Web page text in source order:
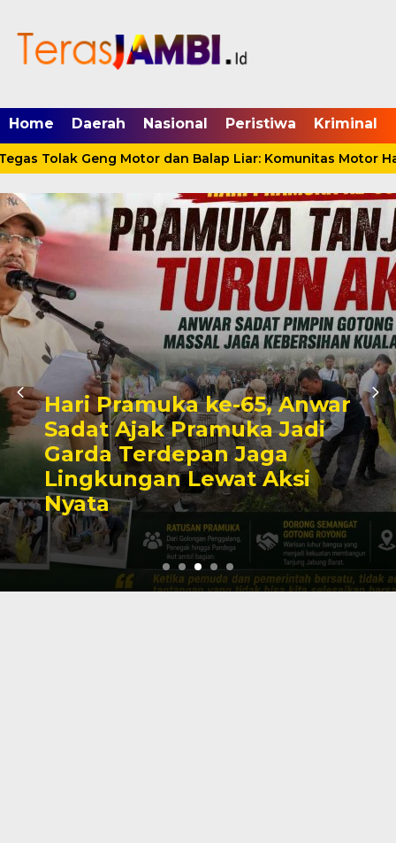
Home Daerah Nasional Peristiwa Kriminal
Tolak Geng Motor dan Balap Liar: Komunitas Motor
Hari Pramuka ke-65, Anwar
Sadat Ajak Pramuka Jadi
Garda Terdepan Jaga
Lingkungan Lewat Aksi
Nyata